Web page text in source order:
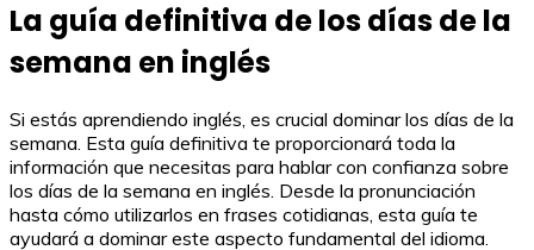
La guía definitiva de los días de la
semana en inglés
Si estás aprendiendo inglés, es crucial dominar los días de la
semana. Esta guía definitiva te proporcionará toda la
información que necesitas para hablar con confianza sobre
los días de la semana en inglés. Desde la pronunciación
hasta cómo utilizarlos en frases cotidianas, esta guía te
ayudará a dominar este aspecto fundamental del idioma.